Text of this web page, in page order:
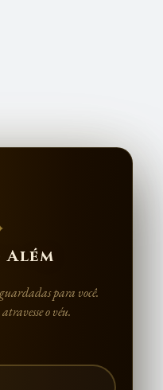
Além
para você.
o véu.